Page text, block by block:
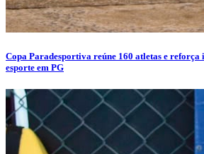
Copa Paradesportiva reúne 160 atletas e reforça
esporte em PG